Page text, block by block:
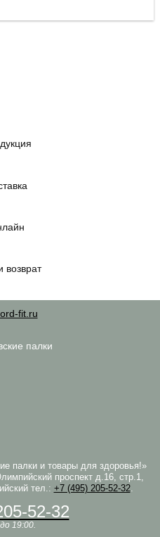
fit.ru
палки
палки и товары для здоровья!»
проспект д.16, стр.1,
тел.: +7 (495) 205-52-32.
52-32
19:00.